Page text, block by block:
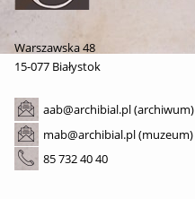
Warszawska 48
15-077 Białystok
aab@archibial.pl (archiwum)
mab@archibial.pl (muzeum)
85 732 40 40